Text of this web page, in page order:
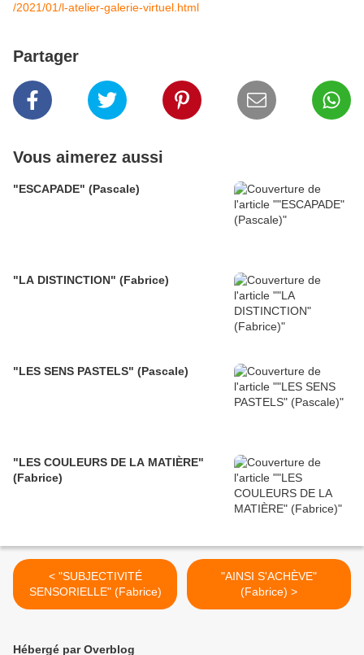
/2021/01/l-atelier-galerie-virtuel.html
Partager
Vous aimerez aussi
"ESCAPADE" (Pascale)
"LA DISTINCTION" (Fabrice)
"LES SENS PASTELS" (Pascale)
"LES COULEURS DE LA MATIÈRE"
(Fabrice)
< "SUBJECTIVITÉ
SENSORIELLE" (Fabrice)
"AINSI S'ACHÈVE"
(Fabrice) >
Hébergé par Overblog